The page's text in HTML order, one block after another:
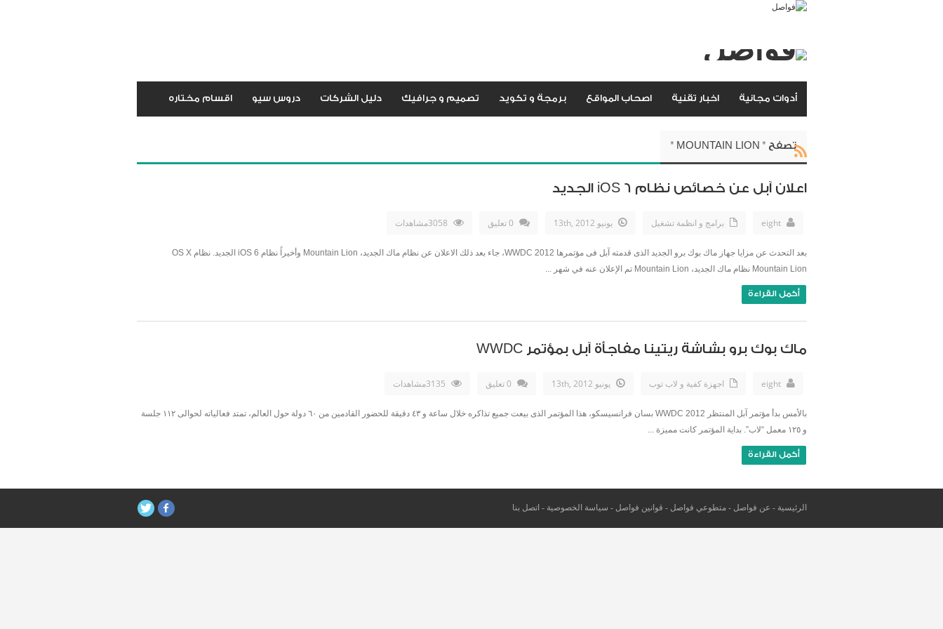
أدوات مجانية اخبار تقنية اصحاب المواقع برمجة و تكويد تصميم و جرافيك دليل الشركات دروس سيو اقسام مختاره
تصفح " MOUNTAIN LION "
اعلان آبل عن خصائص نظام iOS 6 الجديد
eight برامج و انظمة تشغيل يونيو 13th, 2012 0 تعليق
بعد التحدث عن مزايا جهاز ماك بوك برو الجديد الذى قدمته آبل فى مؤتمرها WWDC 2012، جاء بعد ذلك الاعلان عن نظام ماك الجديد، Mountain Lion وأخيراً نظام iOS 6 الجديد. نظام OS X
Mountain Lion نظام ماك الجديد، Mountain Lion تم الإعلان عنه في شهر ...
أكمل القراءة
ماك بوك برو بشاشة ريتينا مفاجأة آبل بمؤتمر WWDC
eight اجهزة كفية و لاب توب يونيو 13th, 2012 0 تعليق
بالأمس بدأ مؤتمر آبل المنتظر WWDC 2012 بسان فرانسيسكو، هذا المؤتمر الذى بيعت جميع تذاكره خلال ساعة و ٤٣ دقيقة للحضور القادمين من ٦٠ دولة حول العالم، تمتد فعالياته لحوالى ١١٢ جلسة
و ١٢٥ معمل “لاب”. بداية المؤتمر كانت مميزة ...
أكمل القراءة
الرئيسية - عن فواصل -متطوعي فواصل - قوانين فواصل - سياسة الخصوصية - اتصل بنا